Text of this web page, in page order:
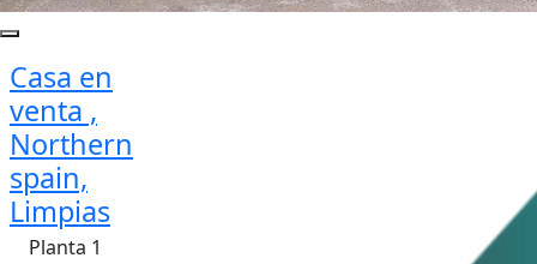
Casa en
venta ,
Northern
spain,
Limpias
Planta 1